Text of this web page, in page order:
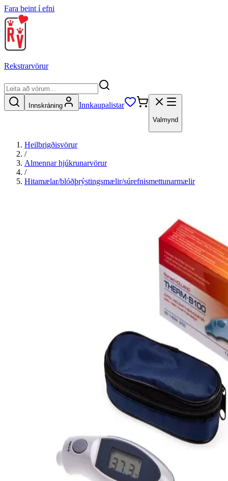
Fara beint í efni
Rekstrarvörur
Innskráning Innkaupalistar
Valmynd
Heilbrigðisvörur
/
Almennar hjúkrunarvörur
/
Hitamælar/blóðþrýstingsmælir/súrefnismettunarmælir